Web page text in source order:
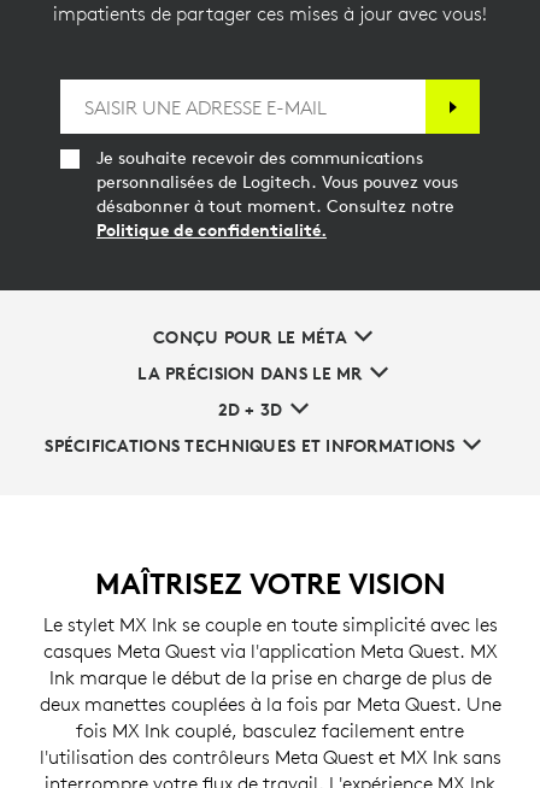
impatients de partager ces mises à jour avec vous!
Je souhaite recevoir des communications
personnalisées de Logitech. Vous pouvez vous
désabonner à tout moment. Consultez notre
Politique de confidentialité.
CONÇU POUR LE MÉTA
LA PRÉCISION DANS LE MR
2D + 3D
SPÉCIFICATIONS TECHNIQUES ET INFORMATIONS
MAÎTRISEZ VOTRE VISION
Le stylet MX Ink se couple en toute simplicité avec les
casques Meta Quest via l'application Meta Quest. MX
Ink marque le début de la prise en charge de plus de
deux manettes couplées à la fois par Meta Quest. Une
fois MX Ink couplé, basculez facilement entre
l'utilisation des contrôleurs Meta Quest et MX Ink sans
interrompre votre flux de travail. L'expérience MX Ink